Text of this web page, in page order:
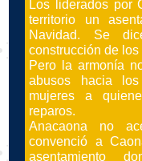
Los liderados por
territorio un
Navidad. Se
construcción de
Pero la armonía
abusos hacia
mujeres a
reparos.
Anacaona no
convenció a
asentamiento